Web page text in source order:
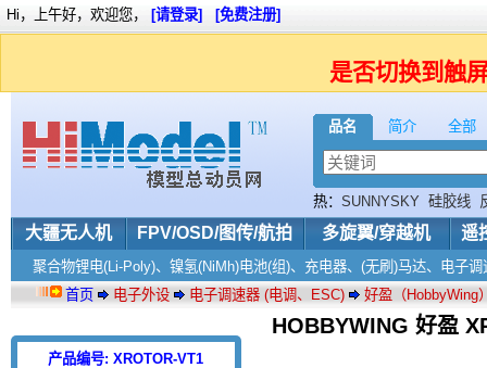
是否切换到触
品名 简介 全部
热： SUNNYSKY 硅胶线
大疆无人机 FPV/OSD/图传/航拍 多旋翼/穿越机 遥
Hi，上午好，欢迎您， [请登录] [免费注册]
聚合物锂电(Li-Poly)、镍氢(NiMh)电池(组)、充电器、(无刷)马达、电子
首页
电子外设 电子调速器 (电调、ESC) 好盈（HobbyWing
产品编号: XROTOR-VT1
HOBBYWING 好盈